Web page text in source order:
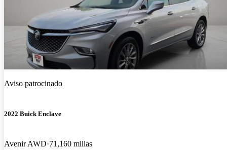
Aviso patrocinado
2022 Buick Enclave
Avenir AWD 71,160 millas